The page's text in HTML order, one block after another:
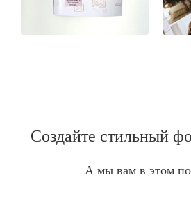
Создайте стильный
А мы вам в этом